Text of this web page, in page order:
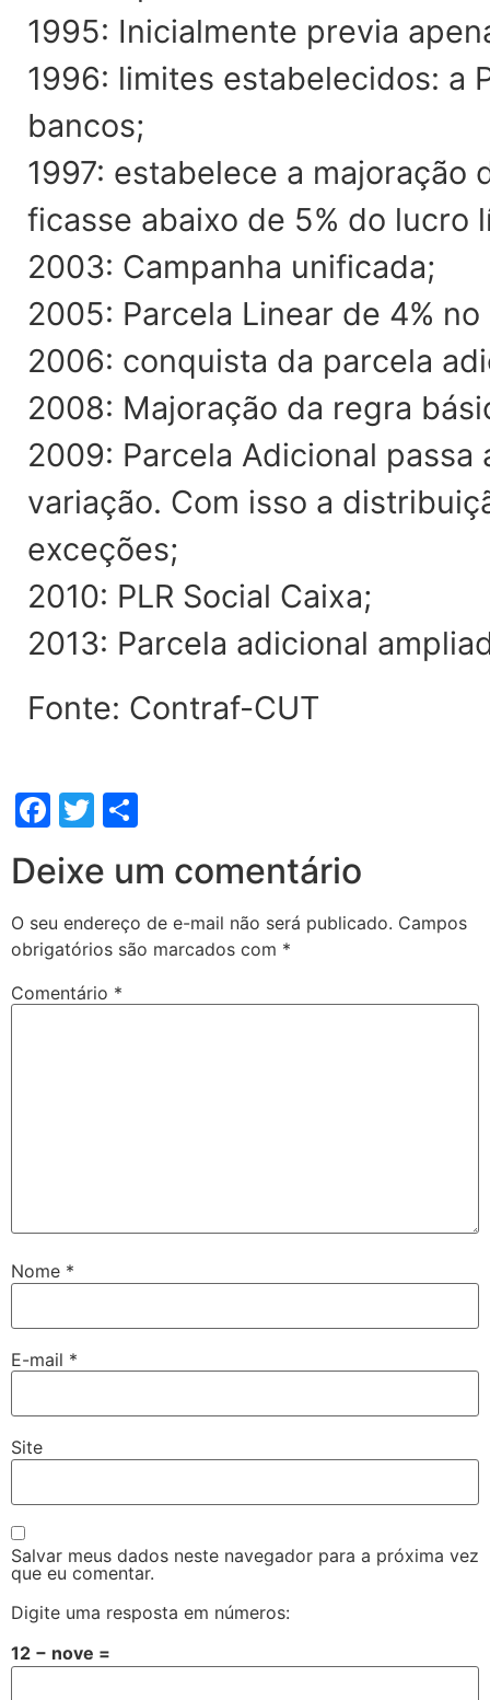
1995: Inicialmente previa
1996: limites estabelecidos: a
bancos;
1997: estabelece a majoração
ficasse abaixo de 5% do lucro
2003: Campanha unificada;
2005: Parcela Linear de 4% no
2006: conquista da parcela
2008: Majoração da regra
2009: Parcela Adicional
variação. Com isso a
exceções;
2010: PLR Social Caixa;
2013: Parcela adicional
Fonte: Contraf-CUT
Facebook
Twitter
Deixe um comentário
O seu endereço de e-mail não será publicado. Campos
obrigatórios são marcados com *
Comentário *
Nome *
E-mail *
Site
Salvar meus dados neste navegador para a próxima vez
que eu comentar.
Digite uma resposta em números:
12 − nove =